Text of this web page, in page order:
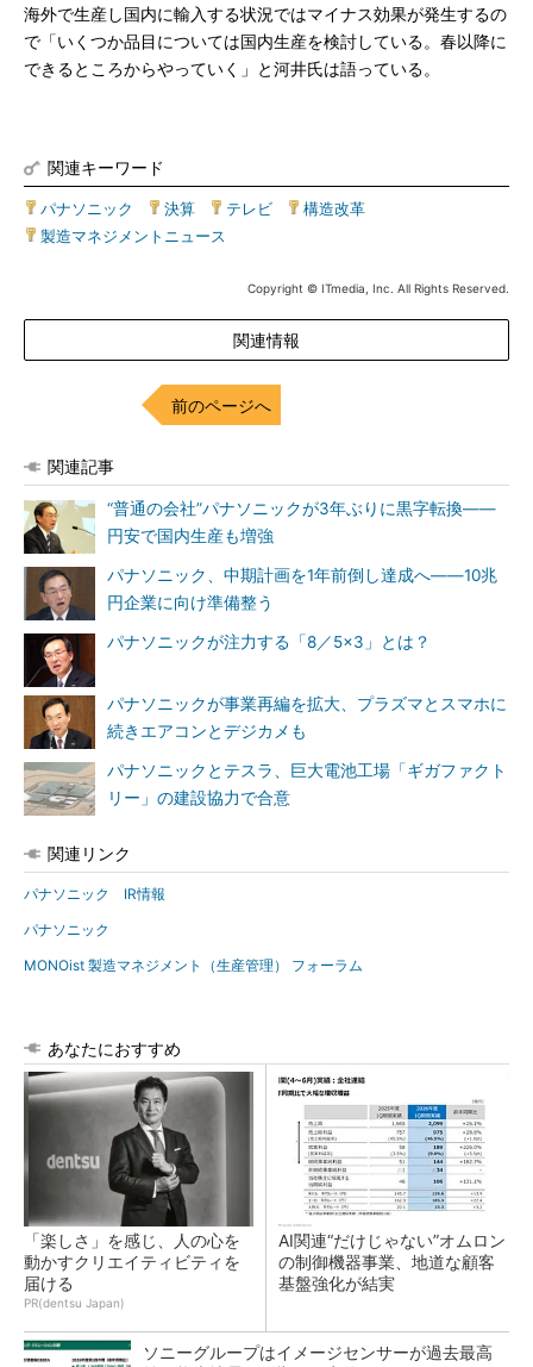
海外で生産し国内に輸入する状況ではマイナス効果が発生するの
で「いくつか品目については国内生産を検討している。春以降に
できるところからやっていく」と河井氏は語っている。
関連キーワード
パナソニック 決算 テレビ 構造改革
製造マネジメントニュース
Copyright © ITmedia, Inc. All Rights Reserved.
関連情報
前のページへ
関連記事
“普通の会社”パナソニックが3年ぶりに黒字転換――
円安で国内生産も増強
パナソニック、中期計画を1年前倒し達成へ――10兆
円企業に向け準備整う
パナソニックが注力する「8／5×3」とは？
パナソニックが事業再編を拡大、プラズマとスマホに
続きエアコンとデジカメも
パナソニックとテスラ、巨大電池工場「ギガファクト
リー」の建設協力で合意
関連リンク
パナソニック IR情報
パナソニック
MONOist 製造マネジメント（生産管理） フォーラム
あなたにおすすめ
「楽しさ」を感じ、人の心を
動かすクリエイティビティを
届ける
PR(dentsu Japan)
AI関連“だけじゃない”オムロン
の制御機器事業、地道な顧客
基盤強化が結実
ソニーグループはイメージセンサーが過去最高